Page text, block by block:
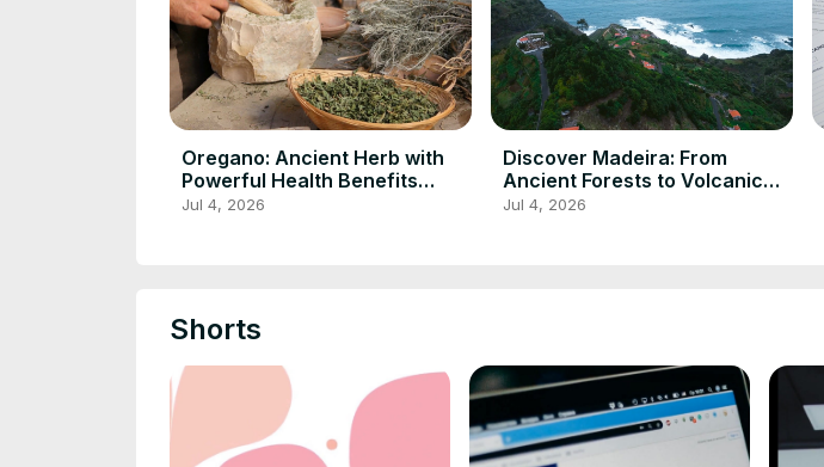
Oregano: Ancient Herb with
Powerful Health Benefits
Beyond the Kitchen
Jul 4, 2026
Discover Madeira: From
Ancient Forests to Volcanic
Coastlines
Jul 4, 2026
Shorts